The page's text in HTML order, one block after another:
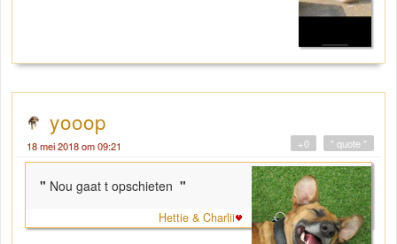
yooop
18 mei 2018 om 09:21 " quote "
+0
" Nou gaat t opschieten "
Hettie & Charlii